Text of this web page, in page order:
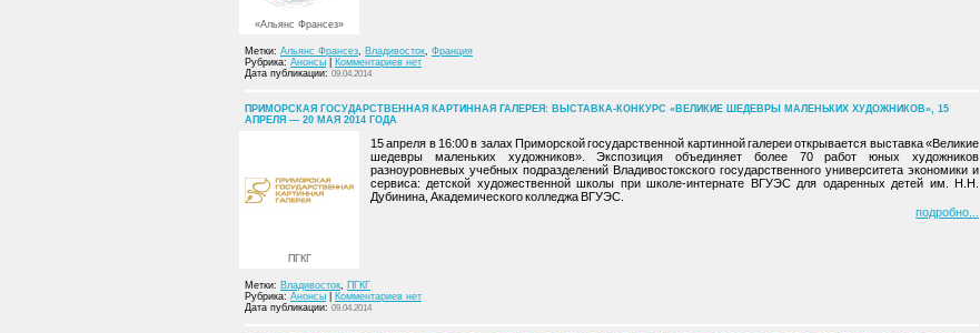
«Альянс Франсез»
Метки: Альянс Франсез, Владивосток, Франция
Рубрика: Анонсы
Комментариев нет
Дата публикации: 09.04.2014
ПРИМОРСКАЯ ГОСУДАРСТВЕННАЯ КАРТИННАЯ ГАЛЕРЕЯ: ВЫСТАВКА-КОНКУРС «ВЕЛИКИЕ ШЕДЕВРЫ МАЛЕНЬКИХ ХУДОЖНИКОВ», 15
АПРЕЛЯ — 20 МАЯ 2014 ГОДА
ПГКГ
15 апреля в 16:00 в залах Приморской государственной картинной галереи открывается выставка «Великие
шедевры маленьких художников». Экспозиция объединяет более 70 работ юных художников
разноуровневых учебных подразделений Владивостокского государственного университета экономики и
сервиса: детской художественной школы при школе-интернате ВГУЭС для одаренных детей им. Н.Н.
Дубинина, Академического колледжа ВГУЭС.
подробно
Метки: Владивосток, ПГКГ
Рубрика: Анонсы
Комментариев нет
Дата публикации: 09.04.2014